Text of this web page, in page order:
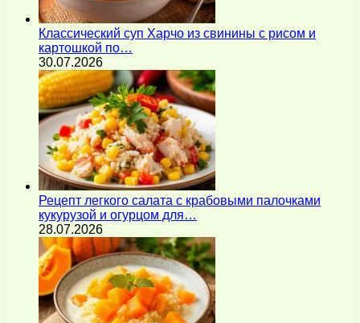
Классический суп Харчо из свинины с рисом и
картошкой по…
30.07.2026
Рецепт легкого салата с крабовыми палочками
кукурузой и огурцом для…
28.07.2026